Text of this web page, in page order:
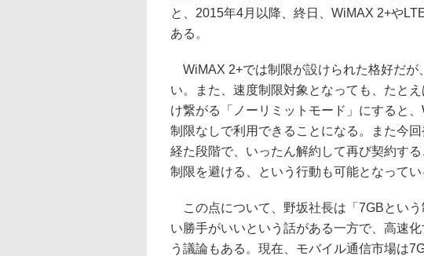
と、2015年4月以降、終日、WiMAX 2+や
ある。
WiMAX 2+では制限が設けられた格好だが
い。また、速度制限対象となっても、たと
け繋がる「ノーリミットモード」にすると
制限なしで利用できることになる。また今
経た段階で、いったん解約して再び契約す
制限を避ける、という行動も可能となってい
この点について、野坂社長は「7GBとい
い勝手がいいという話がある一方で、高速
う議論もある。現在、モバイル通信市場は